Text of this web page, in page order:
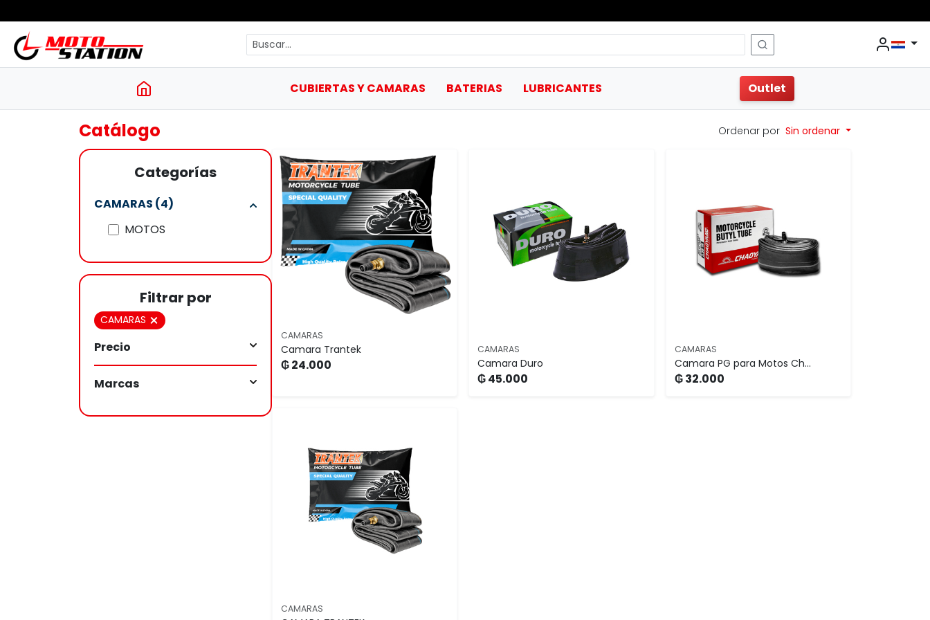
CUBIERTAS Y CAMARAS BATERIAS LUBRICANTES Outlet
Catálogo Ordenar por Sin ordenar
Categorías
CAMARAS (4)
MOTOS
Filtrar por
CAMARAS
Precio
Marcas
CAMARAS
Camara Trantek
₲ 24.000
CAMARAS
Camara Duro
₲ 45.000
CAMARAS
Camara PG para Motos Ch...
₲ 32.000
CAMARAS